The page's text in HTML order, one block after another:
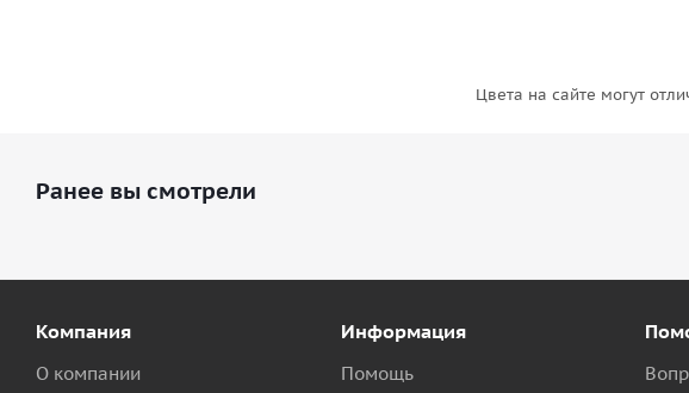
Цвета на сайте могут
Ранее вы смотрели
Компания
О компании
Информация
Помощь